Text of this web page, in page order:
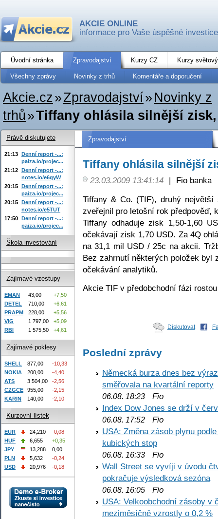
AKCIE ONLINE
informace pro Vaše úspěšné investice
Úvodní stránka Zpravodajství Kurzy CZ Kurzy
Všechny zprávy Novinky z trhů Komentáře a doporučení
Akcie.cz»Zpravodajství» Novinky z
trhů»Tiffany ohlásila silnější
Zpravodajství
Tiffany ohlásila silnější
23.03.2009 13:41:14 |
Fio banka
Tiffany & Co. (TIF), druhý
zveřejnil pro letošní rok předpověď,
Tiffany odhaduje zisk 1,50-1,60
očekávají zisk 1,70 USD. Za 4Q
na 31,1 mil USD / 25c na akcii.
Bez zahrnutí některých položek byl
očekávání analytiků.
Akcie TIF v předobchodní fázi
Diskutovat
Poslední zprávy
Německá burza dnes bez
směřovala na kvartální reporty
06.08. 18:23 Fio
Index Dow Jones se drží v
06.08. 17:52 Fio
USA: Změna zásob plynu
kubických stop
06.08. 16:33 Fio
Wall Street se vyvíji v úvodu
pokračuje výsledková sezóna
06.08. 16:05 Fio
USA: Velkoobchodní zásoby v
meziměsíčně vzrostly o 0,2 %
Právě diskutujete
21:13 Denní report -...:
paiza.io/projec...
21:12 Denní report -...:
notes.io/e6qyW
20:15 Denní report -...:
paiza.io/projec...
20:15 Denní report -...:
notes.io/e5TUT
17:50 Denní report -...:
paiza.io/projec...
Škola investování
Zajímavé vzestupy
EMAN 43,00
+7,50
DETEL
710,00
+6,61
PRAPM
228,00
+5,56
VIG
1 797,00
+5,09
RBI
1 575,50 +4,61
Zajímavé poklesy
SHELL 877,00
-10,33
NOKIA
200,00
-4,40
ATS
3 504,00
-2,56
CZGCE
955,00
-2,15
KARIN
140,00 -2,10
Kurzovní lístek
EUR 24,210
-0,08
HUF
6,655
+0,35
JPY
13,288
0,00
PLN
5,632
-0,24
USD
20,976 -0,18